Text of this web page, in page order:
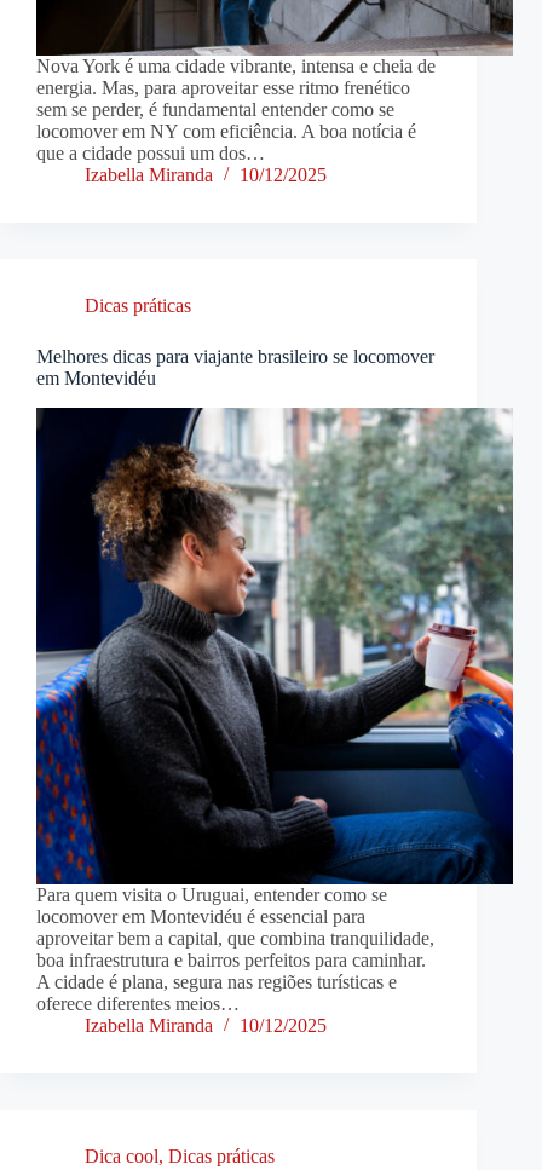
Nova York é uma cidade vibrante, intensa e cheia de
energia. Mas, para aproveitar esse ritmo frenético
sem se perder, é fundamental entender como se
locomover em NY com eficiência. A boa notícia é
que a cidade possui um dos…
Izabella Miranda
10/12/2025
Dicas práticas
Melhores dicas para viajante brasileiro se locomover
em Montevidéu
Para quem visita o Uruguai, entender como se
locomover em Montevidéu é essencial para
aproveitar bem a capital, que combina tranquilidade,
boa infraestrutura e bairros perfeitos para caminhar.
A cidade é plana, segura nas regiões turísticas e
oferece diferentes meios…
Izabella Miranda
10/12/2025
Dica cool, Dicas práticas